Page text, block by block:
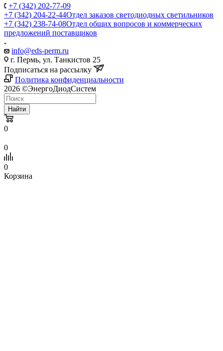
+7 (342) 202-77-09
+7 (342) 204-22-44Отдел заказов светодиодных светильников
+7 (342) 238-74-08Отдел общих вопросов и коммерческих
предложений поставщиков
info@eds-perm.ru
г. Пермь, ул. Танкистов 25
Подписаться на рассылку
Политика конфиденциальности
2026 ©ЭнергоДиодСистем
Найти
0
0
0
Корзина